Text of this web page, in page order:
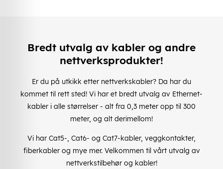
Bredt utvalg av kabler og andre
nettverksprodukter!
Er du på utkikk etter nettverkskabler? Da har du
kommet til rett sted! Vi har et bredt utvalg av Ethernet-
kabler i alle størrelser - alt fra 0,3 meter opp til 300
meter, og alt derimellom!
Vi har Cat5-, Cat6- og Cat7-kabler, veggkontakter,
fiberkabler og mye mer. Velkommen til vårt utvalg av
nettverkstilbehør og kabler!